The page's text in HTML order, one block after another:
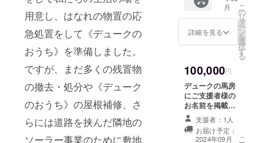
用意し、はなれの物置の応
急処置をして《デュークの
おうち》を準備しました。
ですが、まだ多くの残置物
の撤去・処分や《デューク
のおうち》の屋根補修、さ
らには道路を挟んだ隣地の
ソーラー事業のために敷地
をあげ
る様子
や調馬
索運動
り、ブ
ング･蹄
の裏掘
りなど
を体験
してい
ただき
月
詳細を見る
こ
の
リ
タ
ー
ン
を
選
択
す
る
100,000円
デュークの馬房
にご支援者様の
お名前を掲載さ
せていただきま
す。乗馬体験付
き。 掲載期間：
支援者：1人
お届け予定：
2024年09月
こ